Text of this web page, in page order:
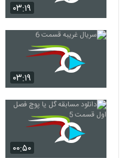
۰۳:۱۹
۰۳:۱۹
۰۰:۵۰